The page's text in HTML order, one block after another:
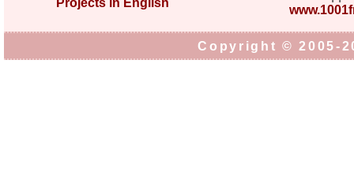
Projects in English
Copyright © 2005-